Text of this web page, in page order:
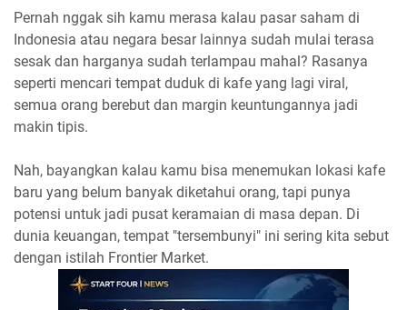
Pernah nggak sih kamu merasa kalau pasar saham di
Indonesia atau negara besar lainnya sudah mulai terasa
sesak dan harganya sudah terlampau mahal? Rasanya
seperti mencari tempat duduk di kafe yang lagi viral,
semua orang berebut dan margin keuntungannya jadi
makin tipis.
Nah, bayangkan kalau kamu bisa menemukan lokasi kafe
baru yang belum banyak diketahui orang, tapi punya
potensi untuk jadi pusat keramaian di masa depan. Di
dunia keuangan, tempat "tersembunyi" ini sering kita sebut
dengan istilah Frontier Market.